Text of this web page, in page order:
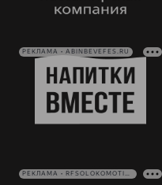
РЕКЛАМА • ABINBEVEFES.RU
РЕКЛАМА • RFSOLOKOMOTIV.RU